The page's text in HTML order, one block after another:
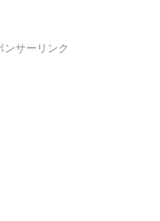
ンサーリンク